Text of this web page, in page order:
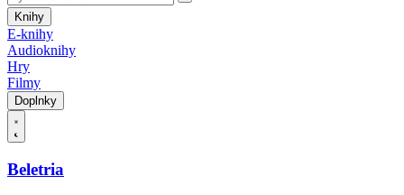
Knihy
E-knihy
Audioknihy
Hry
Filmy
Doplnky
Beletria